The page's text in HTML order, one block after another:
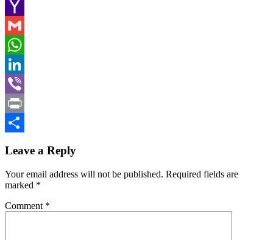
Copy
Link
Yahoo
Mail
Gmail
WhatsApp
LinkedIn
Viber
Print
Leave a Reply
Your email address will not be published. Required fields are
marked *
Comment *